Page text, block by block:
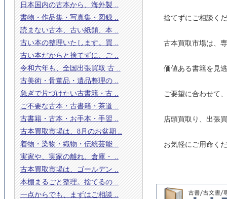
日本国内の古本から、海外製 ..
書物・作品集・写真集・図録 ..
読まない古本、古い紙類、本 ..
古い本の整理いたします。買 ..
古い本だからと捨てずに、ご ..
令和六年も、全国出張買取 古 ..
古美術・骨董品・遺品整理の ..
急ぎで片づけたい古書籍・古 ..
ご不要な古本・古書籍・茶道 ..
古書籍・古本・お手本・手習 ..
古本買取市場は、8月のお盆期 ..
着物・染物・織物・伝統芸能 ..
実家や、実家の離れ、倉庫・ ..
古本買取市場は、ゴールデン ..
本棚まるごと整理。捨てるの ..
一点からでも、まずはご相談 ..
捨てずにご相談く
古本買取市場は、
価値ある書籍を見
ご要望に合わせて
店頭買取り、出張
お気軽にご用命く